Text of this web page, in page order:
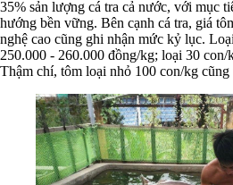
35% sản lượng cá tra cả nước, với mục
hướng bền vững. Bên cạnh cá tra, giá
nghệ cao cũng ghi nhận mức kỷ lục.
250.000 - 260.000 đồng/kg; loại 30
Thậm chí, tôm loại nhỏ 100 con/kg